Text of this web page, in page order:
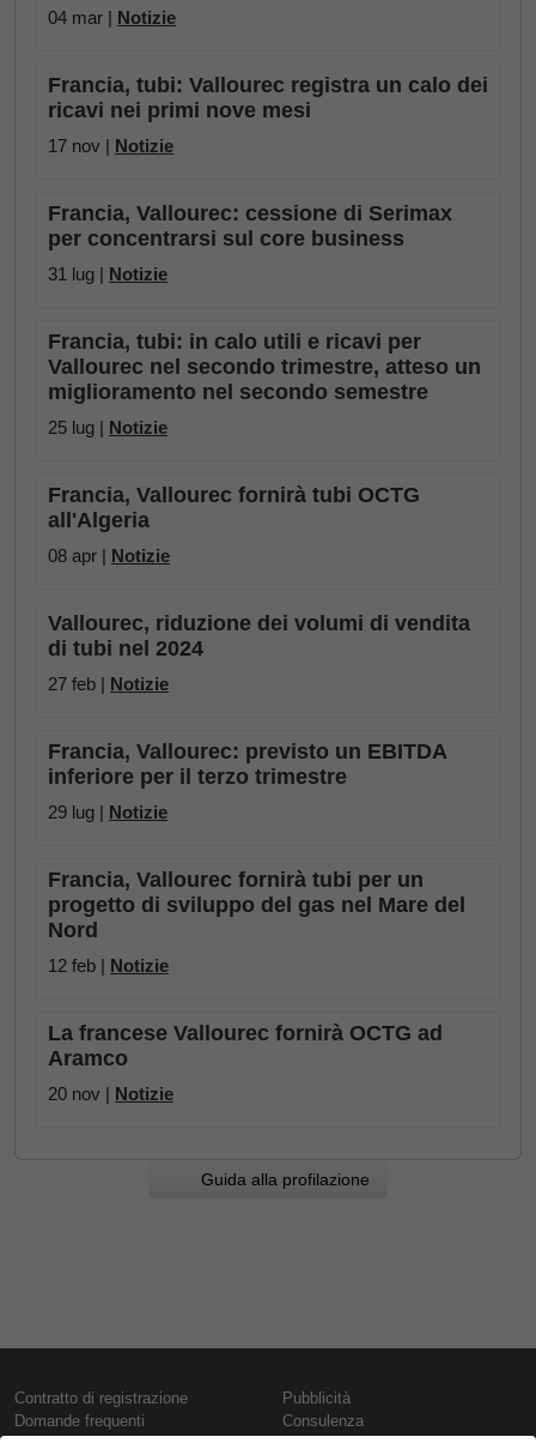
04 mar | Notizie
Francia, tubi: Vallourec registra un calo dei
ricavi nei primi nove mesi
17 nov | Notizie
Francia, Vallourec: cessione di Serimax
per concentrarsi sul core business
31 lug | Notizie
Francia, tubi: in calo utili e ricavi per
Vallourec nel secondo trimestre, atteso un
miglioramento nel secondo semestre
25 lug | Notizie
Francia, Vallourec fornirà tubi OCTG
all'Algeria
08 apr | Notizie
Vallourec, riduzione dei volumi di vendita
di tubi nel 2024
27 feb | Notizie
Francia, Vallourec: previsto un EBITDA
inferiore per il terzo trimestre
29 lug | Notizie
Francia, Vallourec fornirà tubi per un
progetto di sviluppo del gas nel Mare del
Nord
12 feb | Notizie
La francese Vallourec fornirà OCTG ad
Aramco
20 nov | Notizie
Guida alla profilazione
Contratto di registrazione
Domande frequenti
Pubblicità
Consulenza